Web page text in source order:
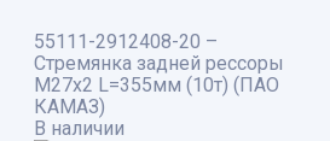
55111-2912408-20 –
Стремянка задней рессоры
М27х2 L=355мм (10т) (ПАО
КАМАЗ)
В наличии